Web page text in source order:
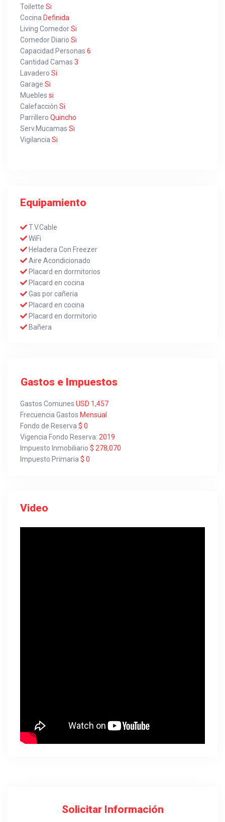
Toilette Si
Cocina Definida
Living ComedorSi
Comedor Diario Si
Capacidad Personas 6
Cantidad Camas 3
Lavadero Si
Garage Si
Muebles si
Calefacción Si
Parrillero Quincho
Serv.Mucamas Si
Vigilancia Si
Equipamiento
T.V.Cable
WiFi
Heladera Con Freezer
Aire Acondicionado
Placard en dormitorios
Placard en cocina
Gas por cañeria
Placard en cocina
Placard en dormitorio
Bañera
Gastos e Impuestos
Gastos Comunes USD 1,457
Frecuencia Gastos Mensual
Fondo de Reserva $ 0
Vigencia Fondo Reserva: 2019
Impuesto Inmobiliario $ 278,070
Impuesto Primaria $ 0
Video
Solicitar Información